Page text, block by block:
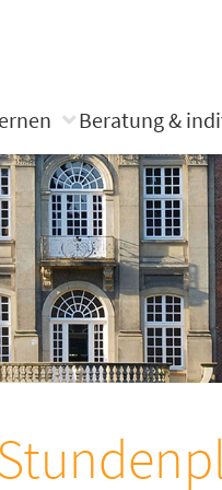
Beratung &